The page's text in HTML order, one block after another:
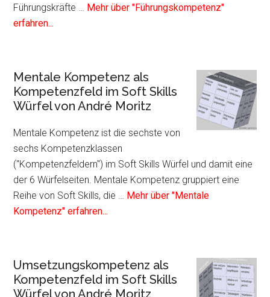
von
Führungskräfte … Mehr über "Führungskompetenz"
erfahren...
Führungskompetenz
als
Kompetenzfeld
Soft
Skills
Würfel
von
André
Moritz
Mentale Kompetenz als
Kompetenzfeld im Soft Skills
Würfel von André Moritz
Mentale Kompetenz ist die sechste von
sechs Kompetenzklassen
("Kompetenzfeldern") im Soft Skills Würfel und damit eine
der 6 Würfelseiten. Mentale Kompetenz gruppiert eine
Reihe von Soft Skills, die … Mehr über "Mentale
Kompetenz" erfahren...
Mentale
Kompetenz
als
Umsetzungskompetenz als
Kompetenzfeld im Soft Skills
Würfel von André Moritz